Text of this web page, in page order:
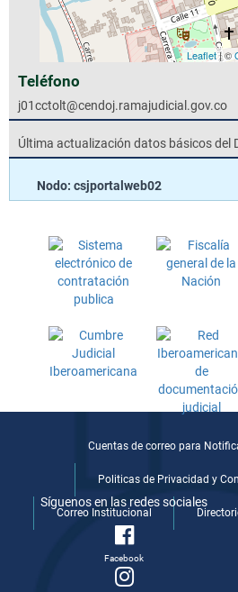
Leaflet| ©
Teléfono
j01cctolt@cendoj.ramajudicial.gov.co
Última actualización datos básicos del
Nodo: csjportalweb02
Cuentas de correo para
Politicas de Privacidad y
Correo Institucional
Síguenos en las redes sociales
Facebook